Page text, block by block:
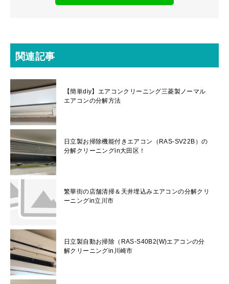
関連記事
【簡単diy】エアコンクリーニング三菱製ノーマル
エアコンの分解方法
日立製お掃除機能付きエアコン（RAS-SV22B）の
分解クリーニングin大田区！
繁華街の店舗清掃＆天井埋込みエアコンの分解クリ
ーニングin立川市
日立製自動お掃除（RAS-S40B2(W)エアコンの分
解クリーニングin川崎市